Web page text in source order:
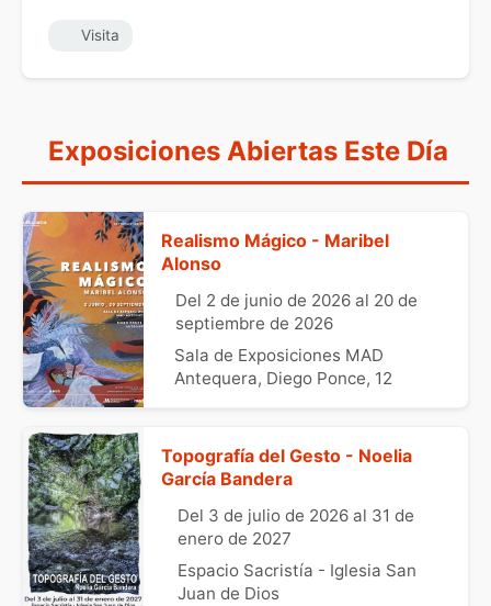
Visita
Exposiciones Abiertas Este Día
Realismo Mágico - Maribel
Alonso
Del 2 de junio de 2026 al 20 de
septiembre de 2026
Sala de Exposiciones MAD
Antequera, Diego Ponce, 12
Topografía del Gesto - Noelia
García Bandera
Del 3 de julio de 2026 al 31 de
enero de 2027
Espacio Sacristía - Iglesia San
Juan de Dios